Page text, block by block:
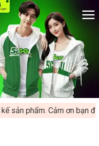
sản phẩm. Cảm ơn bạn đã